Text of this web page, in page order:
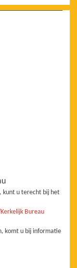
kunt u terecht bij het
Bureau
komt u bij informatie